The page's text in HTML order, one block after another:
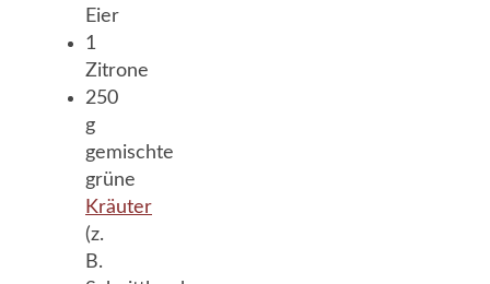
Eier
1
Zitrone
250
g
gemischte
grüne
Kräuter
(z.
B.